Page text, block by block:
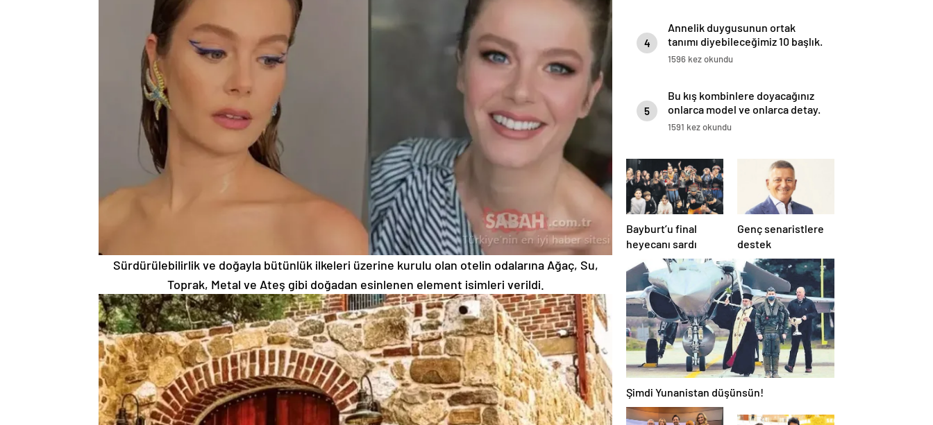
Sürdürülebilirlik ve doğayla bütünlük ilkeleri üzerine kurulu olan otelin odalarına Ağaç, Su,
Toprak, Metal ve Ateş gibi doğadan esinlenen element isimleri verildi.
4
tanımı diyebileceğimiz 10 başlık.
1596 kez okundu
5
onlarca model ve onlarca detay.
1591 kez okundu
Bayburt’u final
heyecanı sardı
Genç senaristlere
destek
Şimdi Yunanistan düşünsün!